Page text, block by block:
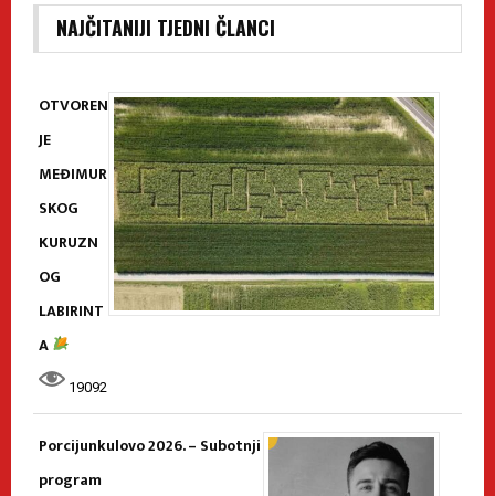
NAJČITANIJI TJEDNI ČLANCI
OTVOREN
JE
MEĐIMUR
SKOG
KURUZN
OG
LABIRINT
A
19092
Porcijunkulovo 2026. – Subotnji
program